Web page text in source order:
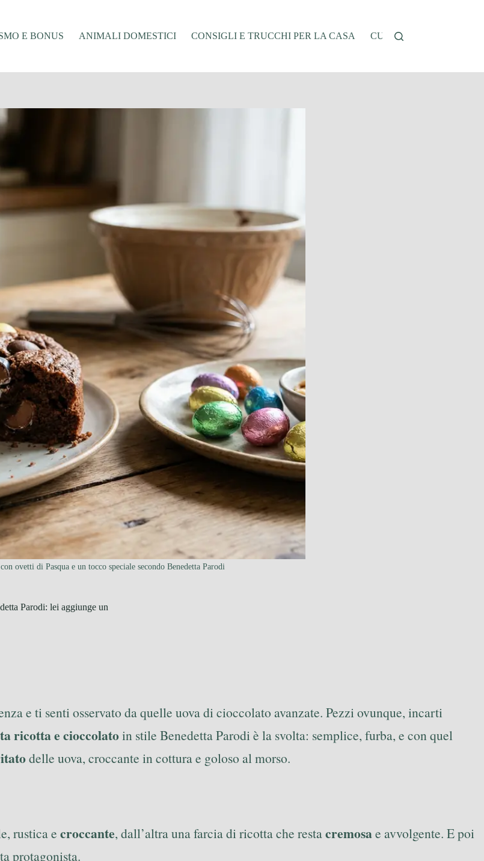
E BONUS ANIMALI DOMESTICI CONSIGLI E TRUCCHI PER LA CASA CUCINA E RICETTE
ovetti di Pasqua e un tocco speciale secondo Benedetta Parodi
Parodi: lei aggiunge un
e ti senti osservato da quelle uova di cioccolato avanzate. Pezzi ovunque, incarti
ricotta e cioccolatoin stile Benedetta Parodi è la svolta: semplice, furba, e con quel
delle uova, croccante in cottura e goloso al morso.
rustica e croccante, dall’altra una farcia di ricotta che restacremosae avvolgente. E poi
protagonista.